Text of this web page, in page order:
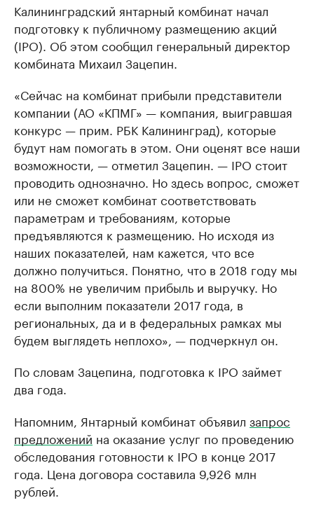
Калининградский янтарный комбинат начал
подготовку к публичному размещению акций
(IPO). Об этом сообщил генеральный директор
комбината Михаил Зацепин.
«Сейчас на комбинат прибыли представители
компании (АО «КПМГ» — компания, выигравшая
конкурс — прим. РБК Калининград), которые
будут нам помогать в этом. Они оценят все наши
возможности, — отметил Зацепин. — IPO стоит
проводить однозначно. Но здесь вопрос, сможет
или не сможет комбинат соответствовать
параметрам и требованиям, которые
предъявляются к размещению. Но исходя из
наших показателей, нам кажется, что все
должно получиться. Понятно, что в 2018 году мы
на 800% не увеличим прибыль и выручку. Но
если выполним показатели 2017 года, в
региональных, да и в федеральных рамках мы
будем выглядеть неплохо», — подчеркнул он.
По словам Зацепина, подготовка к IPO займет
два года.
Напомним, Янтарный комбинат объявил запрос
предложений на оказание услуг по проведению
обследования готовности к IPO в конце 2017
года. Цена договора составила 9,926 млн
рублей.